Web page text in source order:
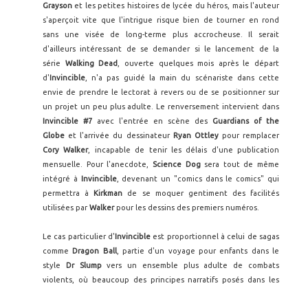
Grayson et les petites histoires de lycée du héros, mais l'auteur
s'aperçoit vite que l'intrigue risque bien de tourner en rond
sans une visée de long-terme plus accrocheuse. Il serait
d'ailleurs intéressant de se demander si le lancement de la
série Walking Dead
, ouverte quelques mois après le départ
d'Invincible , n'a pas guidé la main du scénariste dans cette
envie de prendre le lectorat à revers ou de se positionner sur
un projet un peu plus adulte. Le renversement intervient dans
Invincible #7 avec l'entrée en scène des Guardians of the
Globe et l'arrivée du dessinateur Ryan Ottleypour remplacer
Cory Walker, incapable de tenir les délais d'une publication
mensuelle. Pour l'anecdote, Science Dogsera tout de même
intégré à Invincible, devenant un "comics dans le comics" qui
permettra à Kirkman de se moquer gentiment des facilités
utilisées parWalkerpour les dessins des premiers numéros.
Le cas particulier d'Invincible est proportionnel à celui de sagas
comme Dragon Ball, partie d'un voyage pour enfants dans le
style
Dr Slumpvers un ensemble plus adulte de combats
violents, où beaucoup des principes narratifs posés dans les